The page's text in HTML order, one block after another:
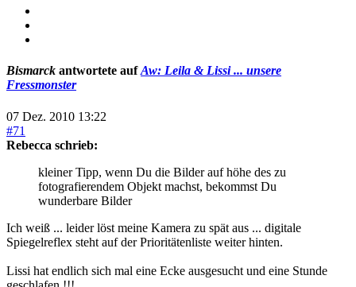
Bismarck antwortete aufAw: Leila & Lissi ... unsere
Fressmonster
07 Dez. 2010 13:22
#71
Rebecca schrieb:
kleiner Tipp, wenn Du die Bilder auf höhe des zu
fotografierendem Objekt machst, bekommst Du
wunderbare Bilder
Ich weiß ... leider löst meine Kamera zu spät aus ... digitale
Spiegelreflex steht auf der Prioritätenliste weiter hinten.
Lissi hat endlich sich mal eine Ecke ausgesucht und eine Stunde